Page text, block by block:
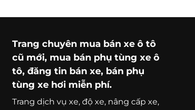
Trang chuyên mua bán xe ô tô
cũ mới, mua bán phụ tùng xe ô
tô, đăng tin bán xe, bán phụ
tùng xe hơi miễn phí.
Trang dịch vụ xe, độ xe, nâng cấp xe,